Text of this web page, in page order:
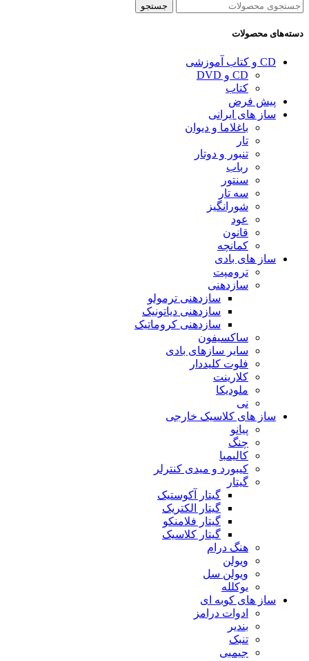
جستجو
دسته‌های محصولات
CD و کتاب آموزشی
CD و DVD
کتاب
پیش فرض
ساز های ایرانی
باغلاما و دیوان
تار
تنبور و دوتار
رباب
سنتور
سه تار
شورانگیز
عود
قانون
کمانچه
ساز های بادی
ترومپت
سازدهنی
سازدهنی ترمولو
سازدهنی دیاتونیک
سازدهنی کروماتیک
ساکسیفون
سایر سازهای بادی
فلوت کلیددار
کلارینت
ملودیکا
نی
ساز های کلاسیک خارجی
پیانو
چنگ
کالیمبا
کیبورد و میدی کنترلر
گیتار
گیتار آکوستیک
گیتار الکتریک
گیتار فلامنکو
گیتار کلاسیک
هنگ درام
ویولن
ویولن سل
یوکلله
ساز های کوبه ای
ادوات درامز
بندیر
تنبک
جیمبی